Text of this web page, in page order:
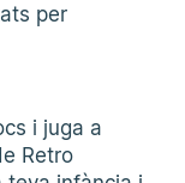
per
i juga a
Retro